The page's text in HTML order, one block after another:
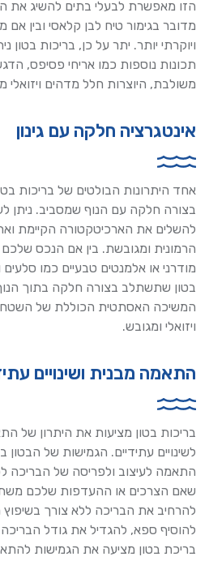
הזו מאפשרת לבעלי בתים להשיג את
מדובר בגימור טיח לבן קלאסי ובין אם
ויוקרתי יותר. יתר על כן, בריכות בטון
תכונות נוספות כמו אריחי פסיפס,
משולבת, היוצרות חלל מדהים ויזואלי
אינטגרציה חלקה עם גינון
אחד היתרונות הבולטים של בריכות
בצורה חלקה עם הנוף שמסביב. ניתן
להשלים את הארכיטקטורה הקיימת
הרמונית ומגובשת. בין אם הנכס שלכם
מודרני או אלמנטים טבעיים כמו סלעים
בטון שתשתלב בצורה חלקה בתוך
המשיכה האסתטית הכוללת של השטח
ויזואלי ומגובש.
התאמה מבנית ושינויים
בריכות בטון מציעות את היתרון של
לשינויים עתידיים. הגמישות של
התאמה לעיצוב ולפריסה של הבריכה
שאם הצרכים או ההעדפות שלכם
להרחיב את הבריכה ללא צורך בשיפוץ
להוסיף ספא, להגדיל את גודל
בריכת בטון מציעה את הגמישות